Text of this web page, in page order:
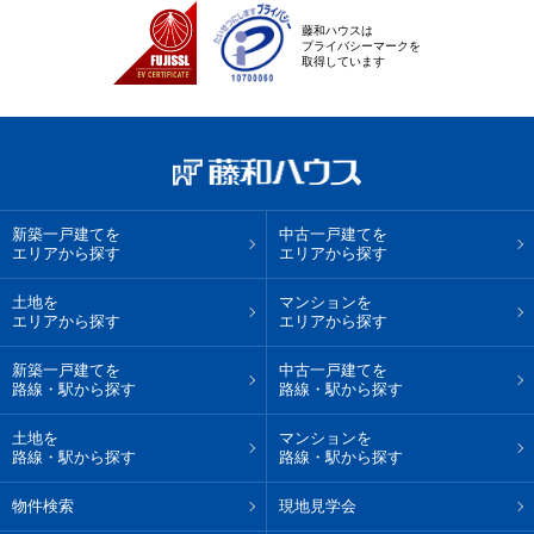
藤和ハウスは
プライバシーマークを
取得しています
新築一戸建てを
エリアから探す
中古一戸建てを
エリアから探す
土地を
エリアから探す
マンションを
エリアから探す
新築一戸建てを
路線・駅から探す
中古一戸建てを
路線・駅から探す
土地を
路線・駅から探す
マンションを
路線・駅から探す
物件検索 現地見学会